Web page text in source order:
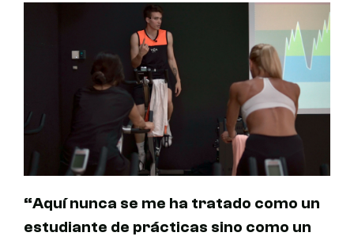
“Aquí nunca se me ha tratado como un
estudiante de prácticas sino como un